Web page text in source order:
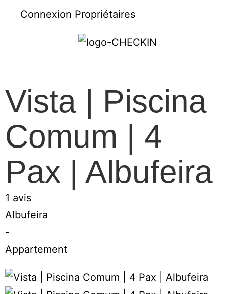
Connexion Propriétaires
Vista | Piscina
Comum | 4
Pax | Albufeira
1 avis
Albufeira
-
Appartement